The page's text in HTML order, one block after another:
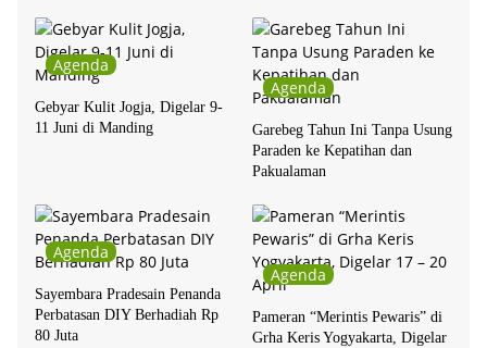
Agenda
Gebyar Kulit Jogja, Digelar 9-
11 Juni di Manding
Agenda
Garebeg Tahun Ini Tanpa Usung
Paraden ke Kepatihan dan
Pakualaman
Agenda
Sayembara Pradesain Penanda
Perbatasan DIY Berhadiah Rp
80 Juta
Agenda
Pameran “Merintis Pewaris” di
Grha Keris Yogyakarta, Digelar